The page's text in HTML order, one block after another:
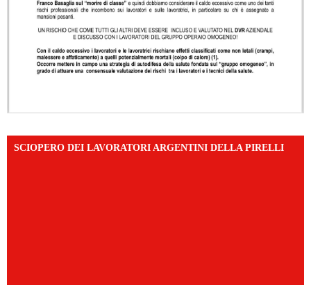
SCIOPERO DEI LAVORATORI ARGENTINI DELLA PIRELLI